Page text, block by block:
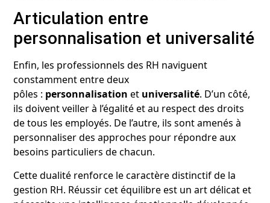
Articulation entre
personnalisation et universalité
Enfin, les professionnels des RH naviguent
constamment entre deux
pôles : personnalisation et universalité. D’un côté,
ils doivent veiller à l’égalité et au respect des droits
de tous les employés. De l’autre, ils sont amenés à
personnaliser des approches pour répondre aux
besoins particuliers de chacun.
Cette dualité renforce le caractère distinctif de la
gestion RH. Réussir cet équilibre est un art délicat et